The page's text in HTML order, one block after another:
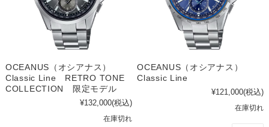
OCEANUS（オシアナス）
Classic Line RETRO TONE
COLLECTION 限定モデル
¥132,000(税込)
在庫切れ
OCEANUS（オシアナス）
Classic Line
¥121,000(税込)
在庫切れ